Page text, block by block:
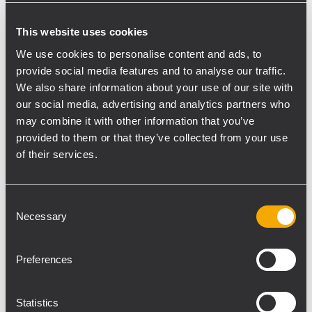
This website uses cookies
We use cookies to personalise content and ads, to
provide social media features and to analyse our traffic.
We also share information about your use of our site with
our social media, advertising and analytics partners who
may combine it with other information that you’ve
provided to them or that they’ve collected from your use
of their services.
Selection
Necessary
Preferences
Statistics
wurden mit einem einzigen CM Motor mit
einer Tonne Tragkraft geflogen. Das
Dollysystem mit vier HDL 50-A bzw. HDL
30-A Modulen ermöglichte eine schnelle
und einfache Installation mit nur zwei
Riggern. Die zwanzig SUB 9006-AS wurden
an der Bühnenfront in zwei Reihen à zehn
Subwoofern installiert. Ihre Curved-End-
reduzierte gleichzeitig die Abstrahlung der
Main-PA wurden die beiden Delay-Türme
mit einem Cluster aus 8 HDL 30-A Modulen
aufgebaut, die mit einem einzigen 500-kg-